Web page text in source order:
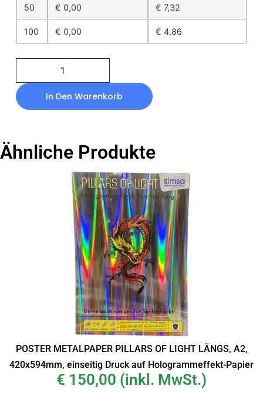
50 € 0,00 € 7,32
100 € 0,00 € 4,86
In Den Warenkorb
Ähnliche Produkte
POSTER METALPAPER PILLARS OF LIGHT LÄNGS, A2,
420x594mm, einseitig Druck auf Hologrammeffekt-Papier
€ 150,00 (inkl. MwSt.)